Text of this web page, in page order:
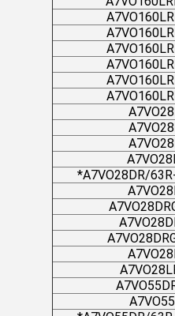
A7VO28DR/